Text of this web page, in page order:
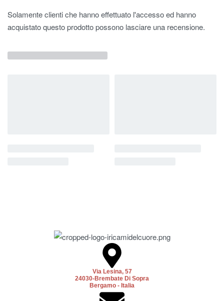
Solamente clienti che hanno effettuato l'accesso ed hanno
acquistato questo prodotto possono lasciare una recensione.
Via Lesina, 57
24030-Brembate Di Sopra
Bergamo - Italia